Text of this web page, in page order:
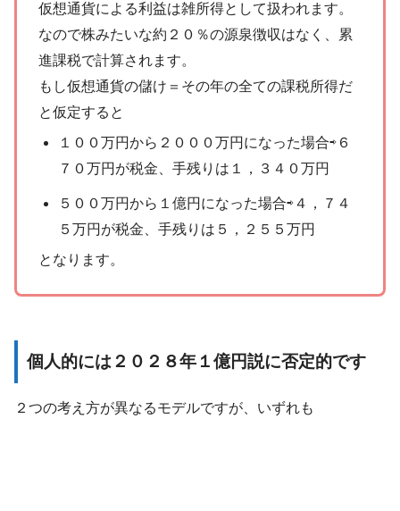
仮想通貨による利益は雑所得として扱われます。
なので株みたいな約２０％の源泉徴収はなく、累
進課税で計算されます。
もし仮想通貨の儲け＝その年の全ての課税所得だ
と仮定すると
１００万円から２０００万円になった場合⇨６
７０万円が税金、手残りは１，３４０万円
５００万円から１億円になった場合⇨４，７４
５万円が税金、手残りは５，２５５万円
となります。
個人的には２０２８年１億円説に否定的です
２つの考え方が異なるモデルですが、いずれも